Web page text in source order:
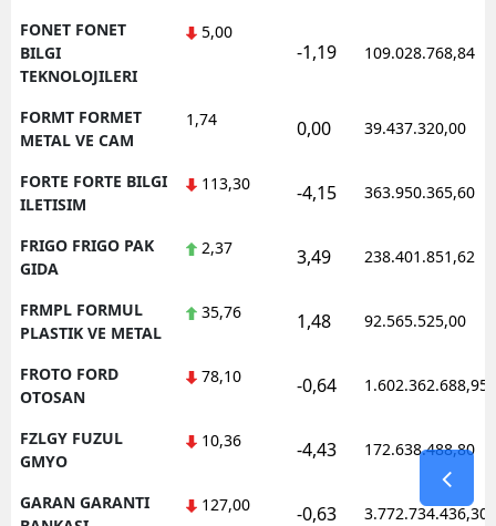
FONET FONET
BILGI
TEKNOLOJILERI
5,00
-1,19 109.028.768,84
FORMT FORMET
METAL VE CAM
1,74 0,00 39.437.320,00
FORTE FORTE BILGI
ILETISIM
113,30 -4,15 363.950.365,60
FRIGO FRIGO PAK
GIDA
2,37 3,49 238.401.851,62
FRMPL FORMUL
PLASTIK VE METAL
35,76 1,48 92.565.525,00
FROTO FORD
OTOSAN
78,10 -0,64 1.602.362.688,95
FZLGY FUZUL
GMYO
10,36 -4,43 172.638.488,80
GARAN GARANTI
127,00 -0,63 3.772.734.436,30